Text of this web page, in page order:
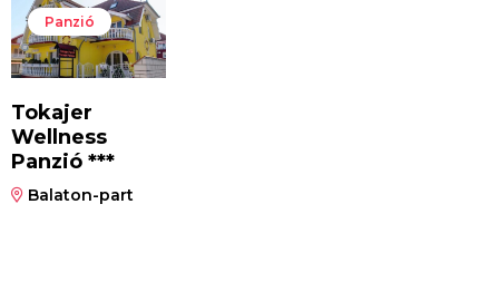
Panzió
Tokajer
Wellness
Panzió ***
Balaton-part